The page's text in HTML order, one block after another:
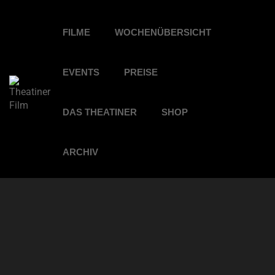
FILME WOCHENÜBERSICHT
EVENTS PREISE
DAS THEATINER SHOP
ARCHIV